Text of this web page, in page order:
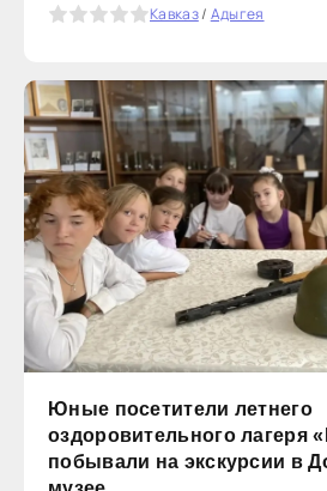
ключевые вопросы
наметили задачи на ближайшую
Кавказ/ Адыгея
Юные посетители летнего
оздоровительного лагеря
побывали на экскурсии в